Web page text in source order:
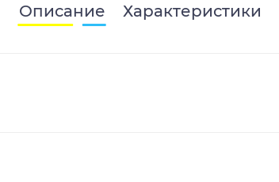
Описание Характеристики